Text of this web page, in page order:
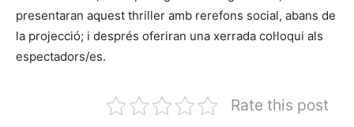
presentaran aquest thriller amb rerefons social, abans de
la projecció; i després oferiran una xerrada col·loqui als
espectadors/es.
Rate this post